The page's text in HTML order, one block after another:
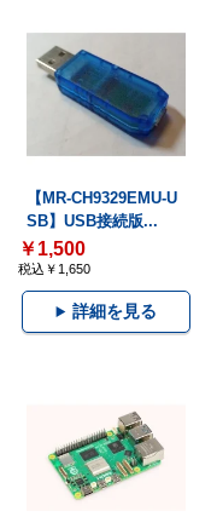
【MR-CH9329EMU-U
SB】USB接続版...
￥1,500
税込￥1,650
詳細を見る